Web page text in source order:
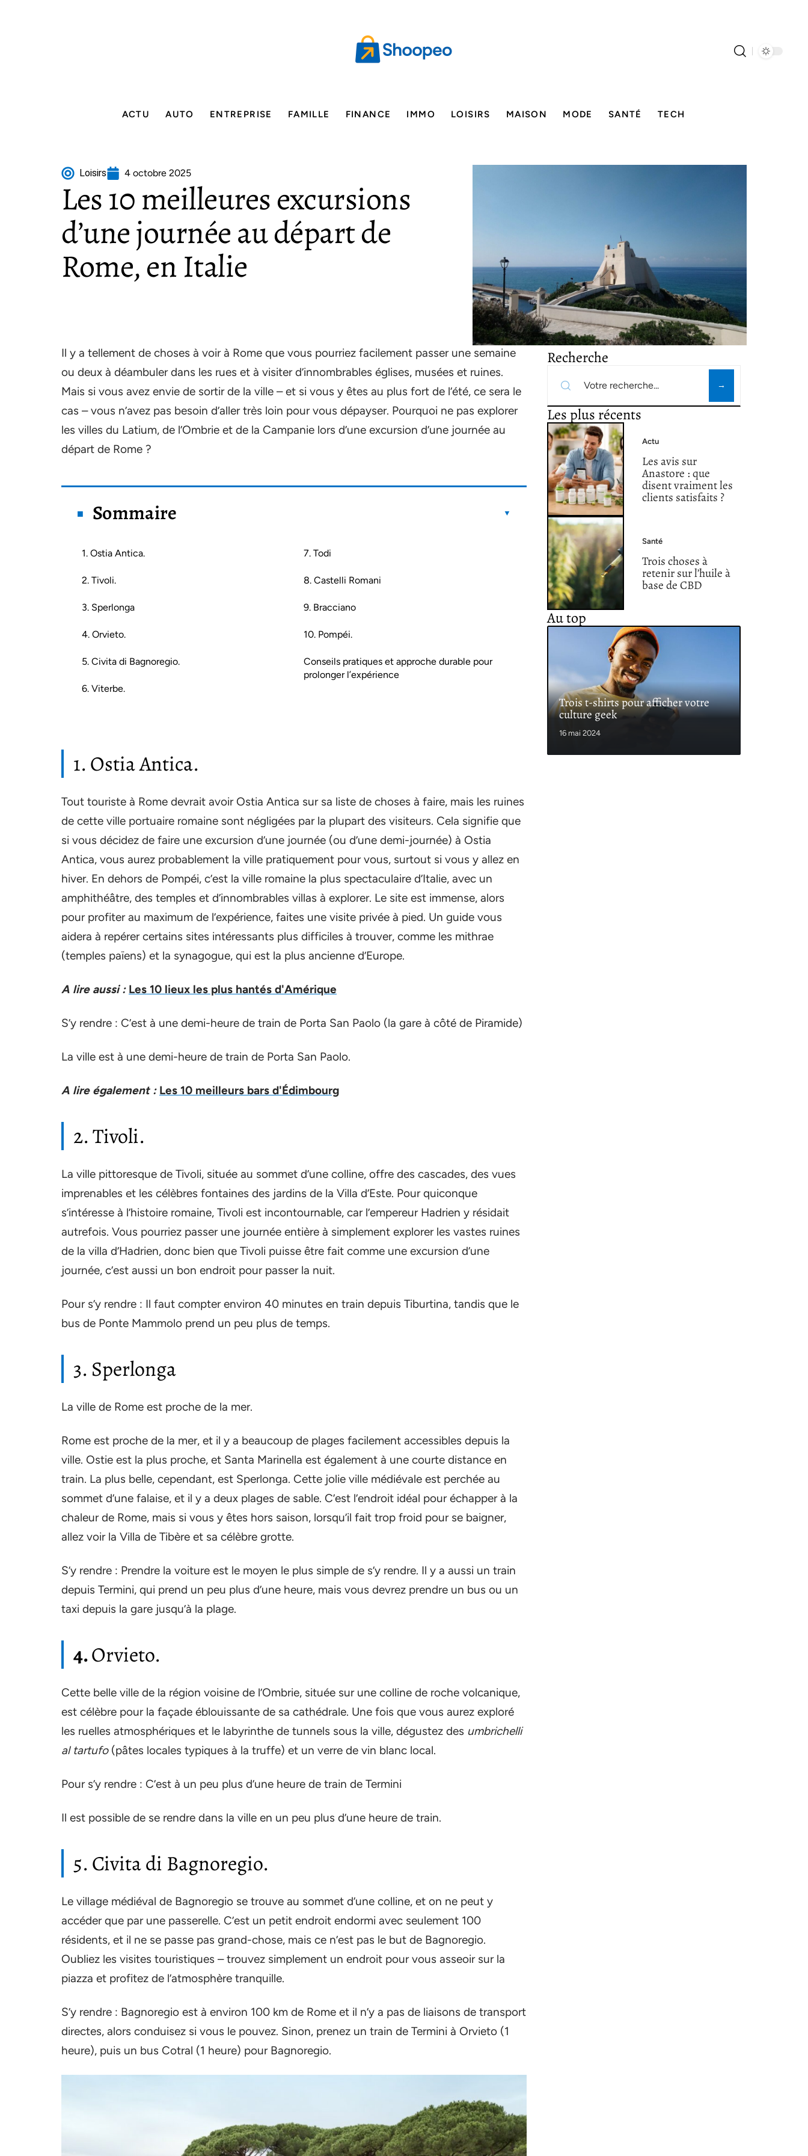
ACTU AUTO ENTREPRISE FAMILLE FINANCE IMMO LOISIRS MAISON MODE SANTÉ TECH
Loisirs 4 octobre 2025
Les 10 meilleures excursions
d’une journée au départ de
Rome, en Italie
Il y a tellement de choses à voir à Rome que vous pourriez facilement passer une semaine
ou deux à déambuler dans les rues et à visiter d’innombrables églises, musées et ruines.
Mais si vous avez envie de sortir de la ville – et si vous y êtes au plus fort de l’été, ce sera le
cas – vous n’avez pas besoin d’aller très loin pour vous dépayser. Pourquoi ne pas explorer
les villes du Latium, de l’Ombrie et de la Campanie lors d’une excursion d’une journée au
départ de Rome ?
Sommaire
1. Ostia Antica.
2. Tivoli.
3. Sperlonga
4. Orvieto.
5. Civita di Bagnoregio.
6. Viterbe.
7. Todi
8. Castelli Romani
9. Bracciano
10. Pompéi.
Conseils pratiques et approche durable pour
prolonger l’expérience
1. Ostia Antica.
Tout touriste à Rome devrait avoir Ostia Antica sur sa liste de choses à faire, mais les ruines
de cette ville portuaire romaine sont négligées par la plupart des visiteurs. Cela signifie que
si vous décidez de faire une excursion d’une journée (ou d’une demi-journée) à Ostia
Antica, vous aurez probablement la ville pratiquement pour vous, surtout si vous y allez en
hiver. En dehors de Pompéi, c’est la ville romaine la plus spectaculaire d’Italie, avec un
amphithéâtre, des temples et d’innombrables villas à explorer. Le site est immense, alors
pour profiter au maximum de l’expérience, faites une visite privée à pied. Un guide vous
aidera à repérer certains sites intéressants plus difficiles à trouver, comme les mithrae
(temples païens) et la synagogue, qui est la plus ancienne d’Europe.
A lire aussi : Les 10 lieux les plus hantés d'Amérique
S’y rendre : C’est à une demi-heure de train de Porta San Paolo (la gare à côté de Piramide)
La ville est à une demi-heure de train de Porta San Paolo.
A lire également : Les 10 meilleurs bars d'Édimbourg
2. Tivoli.
La ville pittoresque de Tivoli, située au sommet d’une colline, offre des cascades, des vues
imprenables et les célèbres fontaines des jardins de la Villa d’Este. Pour quiconque
s’intéresse à l’histoire romaine, Tivoli est incontournable, car l’empereur Hadrien y résidait
autrefois. Vous pourriez passer une journée entière à simplement explorer les vastes ruines
de la villa d’Hadrien, donc bien que Tivoli puisse être fait comme une excursion d’une
journée, c’est aussi un bon endroit pour passer la nuit.
Pour s’y rendre : Il faut compter environ 40 minutes en train depuis Tiburtina, tandis que le
bus de Ponte Mammolo prend un peu plus de temps.
3. Sperlonga
La ville de Rome est proche de la mer.
Rome est proche de la mer, et il y a beaucoup de plages facilement accessibles depuis la
ville. Ostie est la plus proche, et Santa Marinella est également à une courte distance en
train. La plus belle, cependant, est Sperlonga. Cette jolie ville médiévale est perchée au
sommet d’une falaise, et il y a deux plages de sable. C’est l’endroit idéal pour échapper à la
chaleur de Rome, mais si vous y êtes hors saison, lorsqu’il fait trop froid pour se baigner,
allez voir la Villa de Tibère et sa célèbre grotte.
S’y rendre : Prendre la voiture est le moyen le plus simple de s’y rendre. Il y a aussi un train
depuis Termini, qui prend un peu plus d’une heure, mais vous devrez prendre un bus ou un
taxi depuis la gare jusqu’à la plage.
4.Orvieto.
Cette belle ville de la région voisine de l’Ombrie, située sur une colline de roche volcanique,
est célèbre pour la façade éblouissante de sa cathédrale. Une fois que vous aurez exploré
les ruelles atmosphériques et le labyrinthe de tunnels sous la ville, dégustez des umbrichelli
al tartufo(pâtes locales typiques à la truffe) et un verre de vin blanc local.
Pour s’y rendre : C’est à un peu plus d’une heure de train de Termini
Il est possible de se rendre dans la ville en un peu plus d’une heure de train.
5. Civita di Bagnoregio.
Le village médiéval de Bagnoregio se trouve au sommet d’une colline, et on ne peut y
accéder que par une passerelle. C’est un petit endroit endormi avec seulement 100
résidents, et il ne se passe pas grand-chose, mais ce n’est pas le but de Bagnoregio.
Oubliez les visites touristiques – trouvez simplement un endroit pour vous asseoir sur la
piazza et profitez de l’atmosphère tranquille.
S’y rendre : Bagnoregio est à environ 100 km de Rome et il n’y a pas de liaisons de transport
directes, alors conduisez si vous le pouvez. Sinon, prenez un train de Termini à Orvieto (1
heure), puis un bus Cotral (1 heure) pour Bagnoregio.
Recherche
Les plus récents
Actu
Les avis sur
Anastore : que
disent vraiment les
clients satisfaits ?
Santé
Trois choses à
retenir sur l’huile à
base de CBD
Au top
Trois t-shirts pour afficher votre
culture geek
16 mai 2024